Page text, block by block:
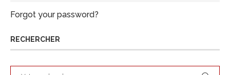
Forgot your password?
RECHERCHER